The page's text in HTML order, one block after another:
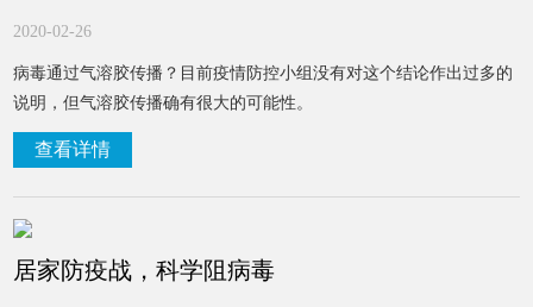
2020-02-26
病毒通过气溶胶传播？目前疫情防控小组没有对这个结论作出过多的
说明，但气溶胶传播确有很大的可能性。
查看详情
居家防疫战，科学阻病毒